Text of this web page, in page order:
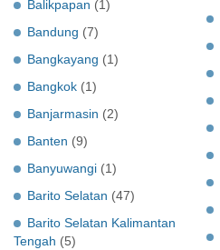
Balikpapan (1)
Bandung (7)
Bangkayang (1)
Bangkok (1)
Banjarmasin (2)
Banten (9)
Banyuwangi (1)
Barito Selatan (47)
Barito Selatan Kalimantan
Tengah (5)